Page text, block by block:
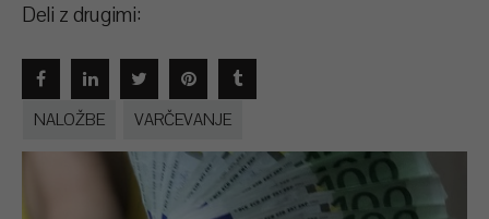
Deli z drugimi:
NALOŽBE VARČEVANJE